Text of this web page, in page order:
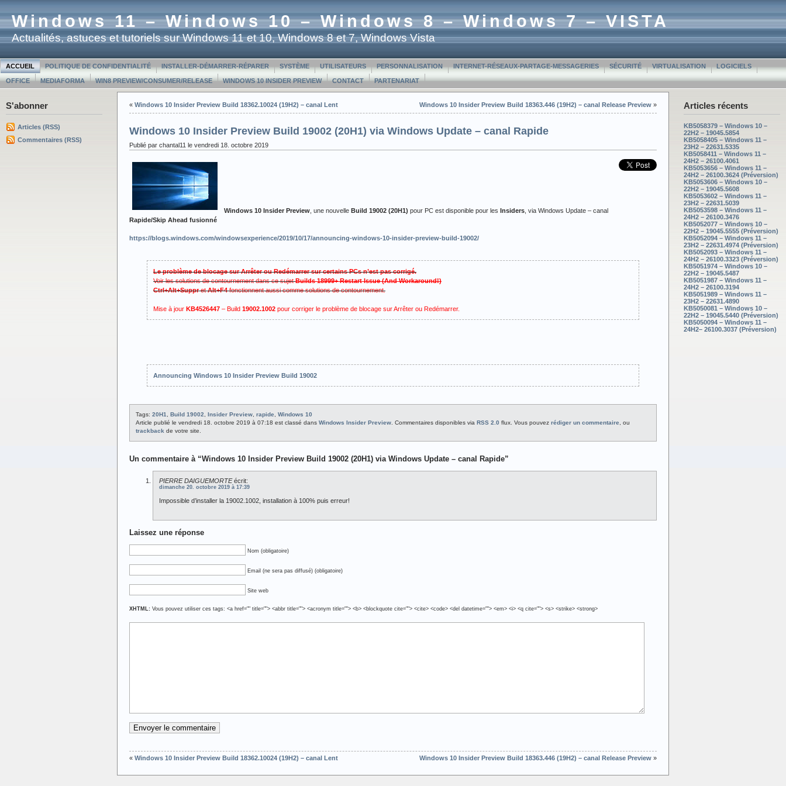
Windows 11 – Windows 10 – Windows 8 – Windows 7 – VISTA
Actualités, astuces et tutoriels sur Windows 11 et 10, Windows 8 et 7, Windows Vista
ACCUEIL POLITIQUE DE CONFIDENTIALITÉ INSTALLER-DÉMARRER-RÉPARER SYSTÈME UTILISATEURS PERSONNALISATION INTERNET-RÉSEAUX-PARTAGE-MESSAGERIES SÉCURITÉ VIRTUALISATION LOGICIELS
OFFICE MEDIAFORMA WIN8 PREVIEW/CONSUMER/RELEASE WINDOWS 10 INSIDER PREVIEW CONTACT PARTENARIAT
S'abonner
Articles (RSS)
Commentaires (RSS)
Articles récents
KB5058379 – Windows 10 –
22H2 – 19045.5854
KB5058405 – Windows 11 –
23H2 – 22631.5335
KB5058411 – Windows 11 –
24H2 – 26100.4061
KB5053656 – Windows 11 –
24H2 – 26100.3624 (Préversion)
KB5053606 – Windows 10 –
22H2 – 19045.5608
KB5053602 – Windows 11 –
23H2 – 22631.5039
KB5053598 – Windows 11 –
24H2 – 26100.3476
KB5052077 – Windows 10 –
22H2 – 19045.5555 (Préversion)
KB5052094 – Windows 11 –
23H2 – 22631.4974 (Préversion)
KB5052093 – Windows 11 –
24H2 – 26100.3323 (Préversion)
KB5051974 – Windows 10 –
22H2 – 19045.5487
KB5051987 – Windows 11 –
24H2 – 26100.3194
KB5051989 – Windows 11 –
23H2 – 22631.4890
KB5050081 – Windows 10 –
22H2 – 19045.5440 (Préversion)
KB5050094 – Windows 11 –
24H2– 26100.3037 (Préversion)
« Windows 10 Insider Preview Build 18362.10024 (19H2) – canal Lent Windows 10 Insider Preview Build 18363.446 (19H2) – canal Release Preview »
Windows 10 Insider Preview Build 19002 (20H1) via Windows Update – canal Rapide
Publié par chantal11 le vendredi 18. octobre 2019
Windows 10 Insider Preview , une nouvelle Build 19002 (20H1) pour PC est disponible pour les Insiders , via Windows Update – canal
Rapide/Skip Ahead fusionné
https://blogs.windows.com/windowsexperience/2019/10/17/announcing-windows-10-insider-preview-build-19002/
Le problème de blocage sur Arrêter ou Redémarrer sur certains PCs n’est pas corrigé.
Voir les solutions de contournement dans ce sujetBuilds 18999+ Restart Issue (And Workaround!)
Ctrl+Alt+SuppretAlt+F4fonctionnent aussi comme solutions de contournement.
Mise à jour KB4526447 – Build 19002.1002 pour corriger le problème de blocage sur Arrêter ou Redémarrer.
Announcing Windows 10 Insider Preview Build 19002
Tags: 20H1 Build 19002 Insider Preview rapide
Windows 10
Article publié le vendredi 18. octobre 2019 à 07:18 est classé dans Windows Insider Preview . Commentaires disponibles via RSS 2.0 flux. Vous pouvez rédiger un commentaire , ou
trackback de votre site.
Un commentaire à “Windows 10 Insider Preview Build 19002 (20H1) via Windows Update – canal Rapide”
PIERRE DAIGUEMORTEécrit:
dimanche 20. octobre 2019 à 17:39
Impossible d’installer la 19002.1002, installation à 100% puis erreur!
Laissez une réponse
Nom (obligatoire)
Email (ne sera pas diffusé) (obligatoire)
Site web
XHTML: Vous pouvez utiliser ces tags: <a href="" title=""> <abbr title=""> <acronym title=""> <b> <blockquote cite=""> <cite> <code> <del datetime=""> <em> <i> <q cite=""> <s> <strike> <strong>
« Windows 10 Insider Preview Build 18362.10024 (19H2) – canal Lent Windows 10 Insider Preview Build 18363.446 (19H2) – canal Release Preview »